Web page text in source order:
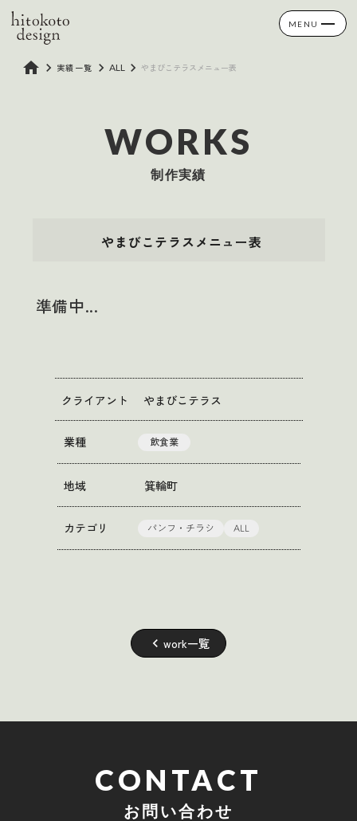
home keyboard_arrow_right 実績一覧 keyboard_arrow_right ALLkeyboard_arrow_right やまびこテラスメニュー表
WORKS
制作実績
やまびこテラスメニュー表
準備中...
クライアント やまびこテラス
業種 飲食業
地域 箕輪町
カテゴリ パンフ・チラシ ALL
keyboard_arrow_left work一覧
CONTACT
お問い合わせ
MENU